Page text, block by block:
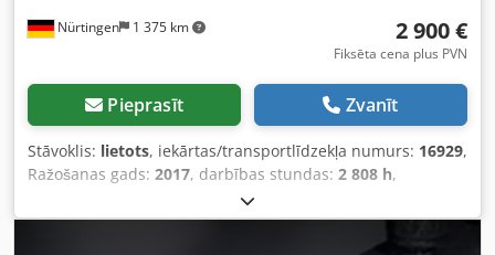
Nürtingen 1 375 km 2 900 €
Fiksēta cena plus PVN
Pieprasīt Zvanīt
Stāvoklis: lietots, iekārtas/transportlīdzekļa numurs: 16929,
Ražošanas gads: 2017, darbības stundas: 2 808 h,
, celšanas augstums:
smaguma centrs:600 mm, degvielas veids:elektrisks,
1 300 mm
,